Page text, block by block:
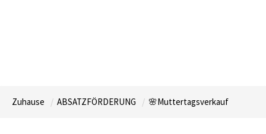
Zuhause ABSATZFÖRDERUNG 🌸Muttertagsverkauf